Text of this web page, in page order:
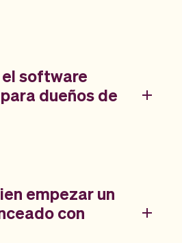
software
dueños de
empezar un
con